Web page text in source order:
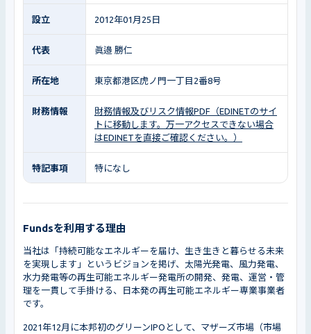
設立 2012年01月25日
代表 眞邉 勝仁
所在地 東京都港区虎ノ門一丁目2番8号
財務情報
財務情報及びリスク情報PDF（EDINETのサイ
トに移動します。万一アクセスできない場合
はEDINETを直接ご確認ください。）
特記事項 特になし
Fundsを利用する理由
当社は「持続可能なエネルギーを届け、生き生きと暮らせる未来
を実現します」というビジョンを掲げ、太陽光発電、風力発電、
水力発電等の再生可能エネルギー発電所の開発、発電、運営・管
理を一貫して手掛ける、日本発の再生可能エネルギー専業事業者
です。
2021年12月に本邦初のグリーンIPOとして、マザーズ市場（市場